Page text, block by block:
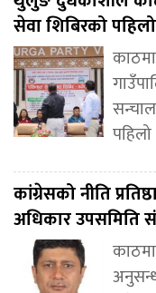
सेवा शिबिरको
पहिलो
कांग्रेसको नीति
अधिकार उपसमिति